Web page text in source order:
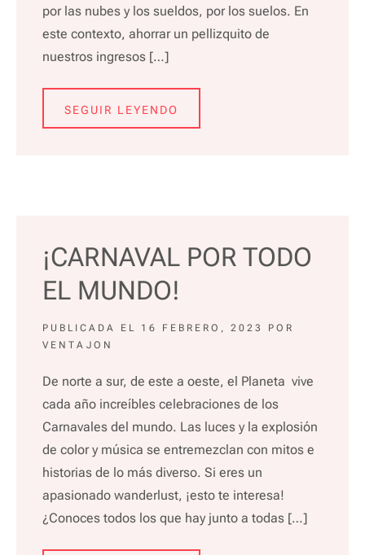
por las nubes y los sueldos, por los suelos. En
este contexto, ahorrar un pellizquito de
nuestros ingresos […]
SEGUIR LEYENDO
¡CARNAVAL POR TODO
EL MUNDO!
PUBLICADA EL 16 FEBRERO, 2023
POR
VENTAJON
De norte a sur, de este a oeste, el Planeta vive
cada año increíbles celebraciones de los
Carnavales del mundo. Las luces y la explosión
de color y música se entremezclan con mitos e
historias de lo más diverso. Si eres un
apasionado wanderlust, ¡esto te interesa!
¿Conoces todos los que hay junto a todas […]